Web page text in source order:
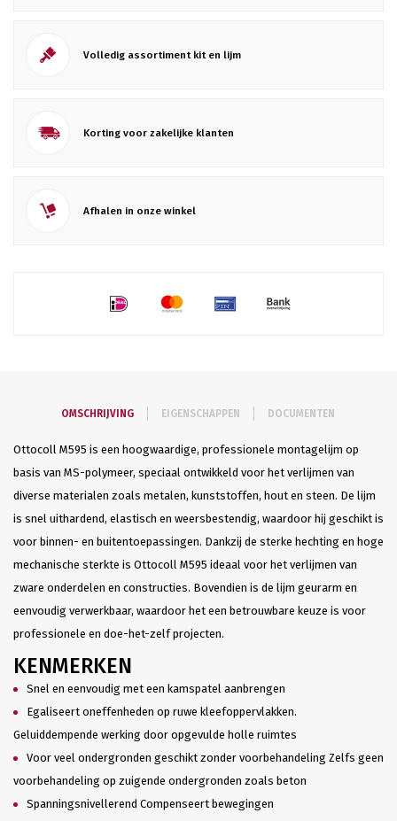
Volledig assortiment kit en lijm
Korting voor zakelijke klanten
Afhalen in onze winkel
OMSCHRIJVING EIGENSCHAPPEN DOCUMENTEN
Ottocoll M595 is een hoogwaardige, professionele montagelijm op
basis van MS-polymeer, speciaal ontwikkeld voor het verlijmen van
diverse materialen zoals metalen, kunststoffen, hout en steen. De lijm
is snel uithardend, elastisch en weersbestendig, waardoor hij geschikt is
voor binnen- en buitentoepassingen. Dankzij de sterke hechting en hoge
mechanische sterkte is Ottocoll M595 ideaal voor het verlijmen van
zware onderdelen en constructies. Bovendien is de lijm geurarm en
eenvoudig verwerkbaar, waardoor het een betrouwbare keuze is voor
professionele en doe-het-zelf projecten.
KENMERKEN
Snel en eenvoudig met een kamspatel aanbrengen
Egaliseert oneffenheden op ruwe kleefoppervlakken.
Geluiddempende werking door opgevulde holle ruimtes
Voor veel ondergronden geschikt zonder voorbehandeling Zelfs geen
voorbehandeling op zuigende ondergronden zoals beton
Spanningsnivellerend Compenseert bewegingen